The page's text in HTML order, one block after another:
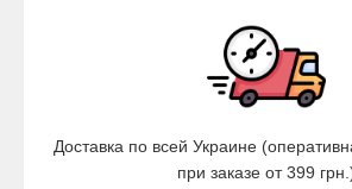
Доставка по всей Украине
при заказе от 399